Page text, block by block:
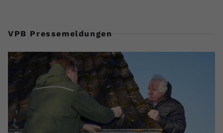
VPB Pressemeldungen